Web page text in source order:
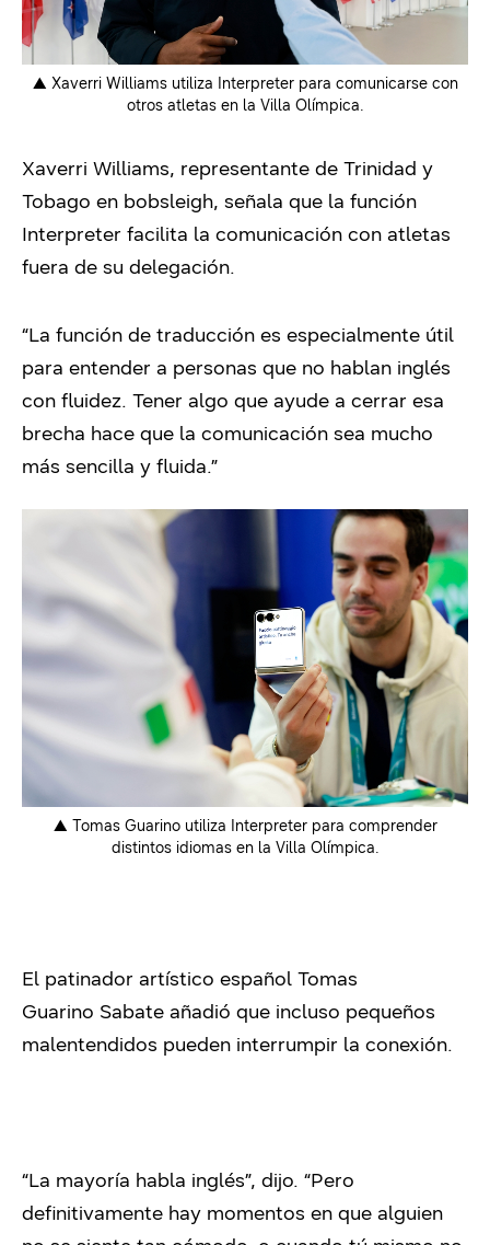
▲ Xaverri Williams utiliza Interpreter para comunicarse con
otros atletas en la Villa Olímpica.
Xaverri Williams, representante de Trinidad y
Tobago en bobsleigh, señala que la función
Interpreter facilita la comunicación con atletas
fuera de su delegación.
“La función de traducción es especialmente útil
para entender a personas que no hablan inglés
con fluidez. Tener algo que ayude a cerrar esa
brecha hace que la comunicación sea mucho
más sencilla y fluida.”
▲ Tomas Guarino utiliza Interpreter para comprender
distintos idiomas en la Villa Olímpica.
El patinador artístico español Tomas
Guarino Sabate añadió que incluso pequeños
malentendidos pueden interrumpir la conexión.
“La mayoría habla inglés”, dijo. “Pero
definitivamente hay momentos en que alguien